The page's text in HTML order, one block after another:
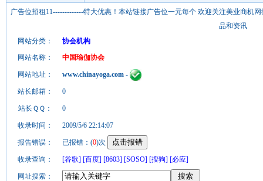
广告位招租11-------------特大优惠！本站链接广告位一元每个 欢迎关注美业商机
品和资讯
网站分类：
协会机构
网站名称：
中国瑜伽协会
网站地址： www.chinayoga.com -
站长邮箱： 0
站长ＱＱ： 0
收录时间： 2009/5/6 22:14:07
报告错误： 已报错：(0)次
收录查询： [谷歌] [百度] [8603] [SOSO] [搜狗] [必应]
网址搜索：